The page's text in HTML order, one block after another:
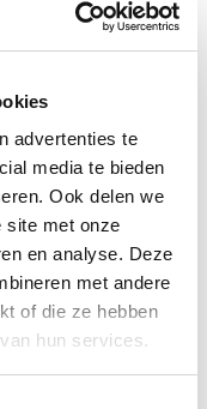
advertenties te
media te bieden
Ook delen we
site met onze
en analyse. Deze
met andere
of die ze hebben
hun services.